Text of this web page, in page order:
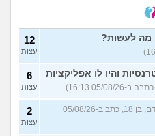
7
עצות
11
עצות
7
עצות
מה לעשות? 12
עצות
והיו לו אפליקציות
6
עצות
(בן אדם, בן 18, כתב ב-05/08/26
2
עצות